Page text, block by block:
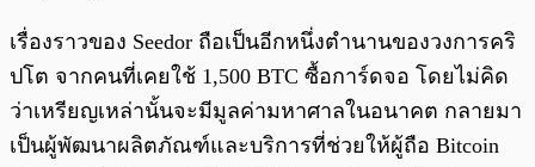
เรื่องราวของ Seedor ถือเป็นอีกหนึ่งตำนานของวงการคริ
ปโต จากคนที่เคยใช้ 1,500 BTC ซื้อการ์ดจอ โดยไม่คิด
ว่าเหรียญเหล่านั้นจะมีมูลค่ามหาศาลในอนาคต กลายมา
เป็นผู้พัฒนาผลิตภัณฑ์และบริการที่ช่วยให้ผู้ถือ Bitcoin